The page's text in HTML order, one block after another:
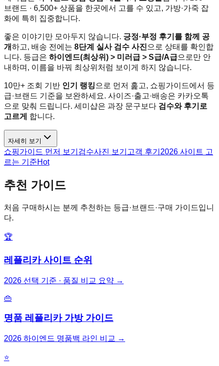
브랜드 · 6,500+ 상품을 한곳에서 고를 수 있고, 가방·가죽 잡
화에 특히 집중합니다.
좋은 이야기만 모아두지 않습니다. 긍정·부정 후기를 함께 공
개하고, 배송 전에는 8단계 실사 검수 사진 으로 상태를 확인합
니다. 등급은 하이엔드(최상위) > 미러급 > S급/A급으로만 안
내하며, 이름을 바꿔 최상위처럼 보이게 하지 않습니다.
10만+ 조회 기반 인기 랭킹으로 먼저 훑고, 쇼핑가이드에서 등
급·브랜드 기준을 보완하세요. 사이즈·출고·배송은 카카오톡
으로 맞춰 드립니다. 세미샵은 과장 문구보다 검수와 후기로
고르게
합니다.
자세히 보기
쇼핑가이드 먼저 보기 검수사진 보기 고객 후기 2026 사이트 고
르는 기준Hot
추천 가이드
처음 구매하시는 분께 추천하는 등급·브랜드·구매 가이드입니
다.
🏆
레플리카 사이트 순위
2026 선택 기준 · 품질 비교 요약 →
👜
명품 레플리카 가방 가이드
2026 하이엔드 명품백 라인 비교 →
⭐